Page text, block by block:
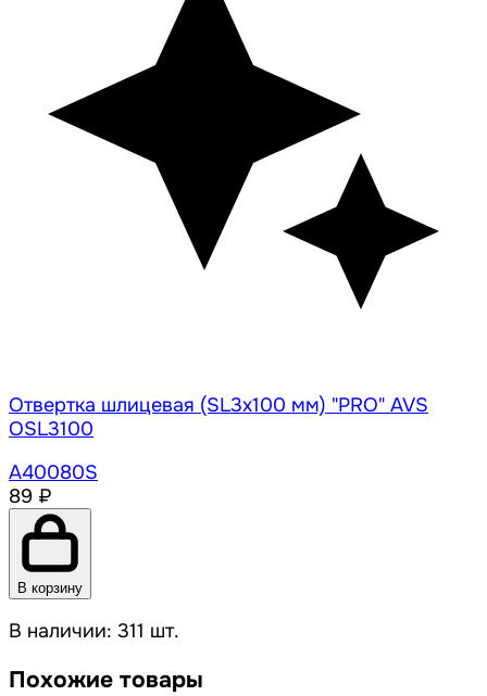
Отвертка шлицевая (SL3x100 мм) "PRO" AVS
OSL3100
A40080S
89 ₽
В корзину
В наличии: 311 шт.
Похожие товары